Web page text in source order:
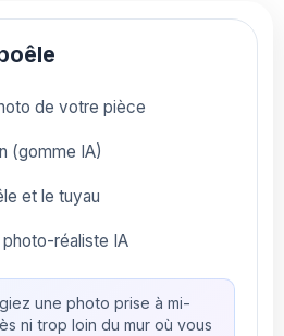
de votre pièce
(gomme IA)
et le tuyau
photo-réaliste IA
une photo prise à mi-
ni trop loin du mur où vous